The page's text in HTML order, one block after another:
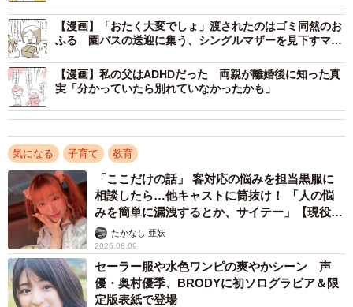
らしいの。先日は虐待騒動もあったし。娘を通わせている
のが心配になってしまって…でも、また転園させるのも娘
の負担にならないかな？」ととても悩んでいる様子でし
た。
「一度、行政に相談してみたらいいよ。できれば何人かで
行った方がいいと思う」と、アドバイスすると、「ママ友
に相談してみる」と言っていました。
【漫画】「おたく大変でしょ」渡されたのはゴミ同然のお
ふる 園バスの送迎に集う、シングルマザーを見下すママ
【漫画】私の父はADHDだった 両親が離婚後に知った真
実「分かっていたら別れていなかったかも」
気になる 子育て 教育
「ここだけの話」 客対応の悩みを担当黒服に
相談したら…他キャストに筒抜け！ 「人の悩
みを簡単に漏洩するとか、サイテー」【現役キ
ャストに取材】
たかなし 亜妖
2026.08.09
セーラー服や水色ワンピの爽やかシーン 声
優・奥村優季、BRODYに初ソログラビア＆限
定版表紙で登場